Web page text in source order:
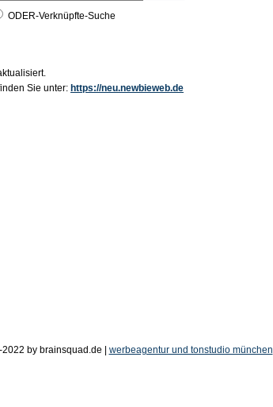
ODER-Verknüpfte-Suche
Sie unter: https://neu.newbieweb.de
by brainsquad.de | werbeagentur und tonstudio münchen